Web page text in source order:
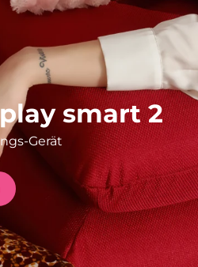
smart 2
Gerät
Elixir
Set